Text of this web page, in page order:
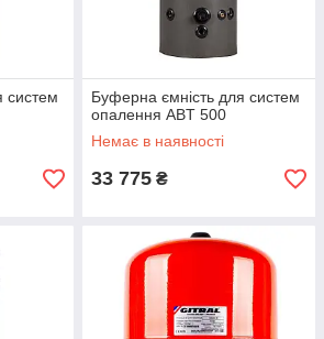
систем
Буферна ємність для систем
опалення ABT 500
Немає в наявності
33 775 ₴